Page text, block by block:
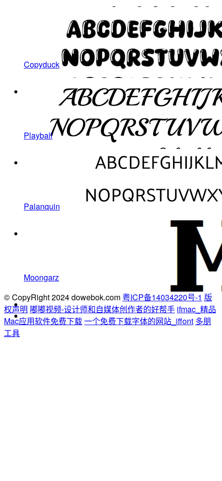
Copyduck
Playball
Palanquin
Moongarz
© CopyRight 2024 dowebok.com 粤ICP备14034220号-1 版
权声明 嘟嘟视频-设计师和自媒体创作者的好帮手 ifmac_精品
Mac应用软件免费下载一个免费下载字体的网站_iffont 多朋
工具